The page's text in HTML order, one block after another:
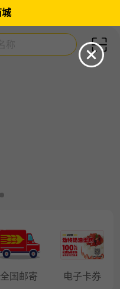
城
全国邮寄 电子卡券